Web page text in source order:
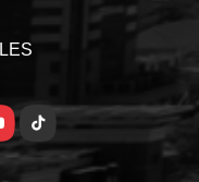
TikTok